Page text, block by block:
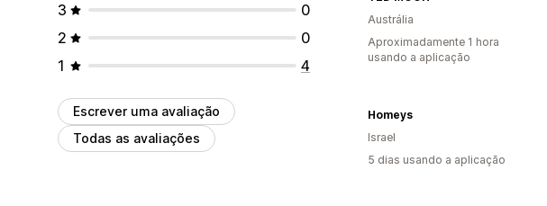
3
0
2
0
1
4
Escrever uma avaliação
Todas as avaliações
Austrália
Aproximadamente 1 hora
usando a aplicação
Homeys
Israel
5 dias usando a aplicação